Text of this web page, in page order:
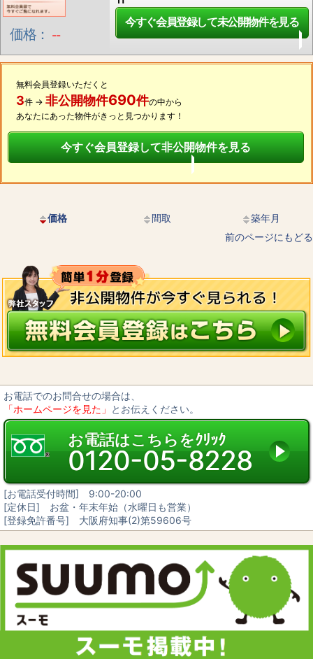
価格： --
今すぐ会員登録して未公開物件を見る
無料会員登録いただくと
3件 → 非公開物件690件の中から
あなたにあった物件がきっと見つかります！
今すぐ会員登録して非公開物件を見る
価格 間取
築年月
前のページにもどる
お電話でのお問合せの場合は、
「ホームページを見た」 とお伝えください。
お電話はこちらをｸﾘｯｸ
0120-05-8228
[お電話受付時間] 9:00-20:00
[定休日] お盆・年末年始（水曜日も営業）
[登録免許番号] 大阪府知事(2)第59606号